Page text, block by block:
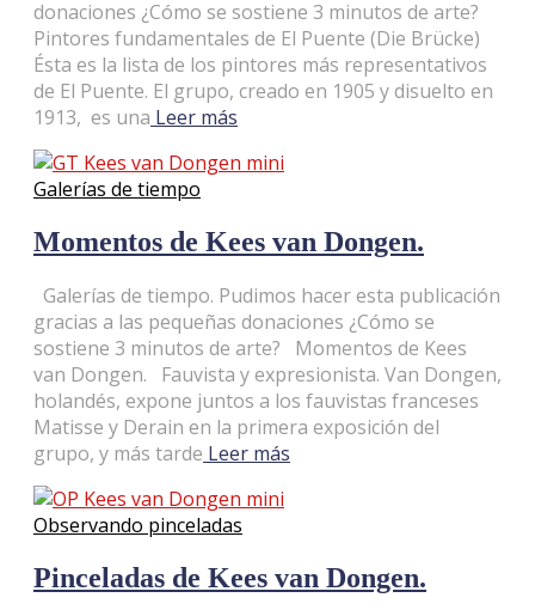
donaciones ¿Cómo se sostiene 3 minutos de arte?
Pintores fundamentales de El Puente (Die Brücke)
Ésta es la lista de los pintores más representativos
de El Puente. El grupo, creado en 1905 y disuelto en
1913, es una Leer más
Galerías de tiempo
Momentos de Kees van Dongen.
Galerías de tiempo. Pudimos hacer esta publicación
gracias a las pequeñas donaciones ¿Cómo se
sostiene 3 minutos de arte? Momentos de Kees
van Dongen. Fauvista y expresionista. Van Dongen,
holandés, expone juntos a los fauvistas franceses
Matisse y Derain en la primera exposición del
grupo, y más tarde Leer más
Observando pinceladas
Pinceladas de Kees van Dongen.